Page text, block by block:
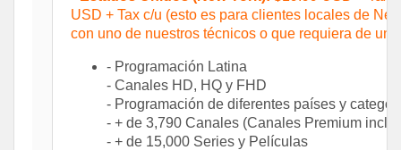
USD + Tax c/u (esto es para clientes locales de
con uno de nuestros técnicos o que requiera de
- Programación Latina
- Canales HD, HQ y FHD
- Programación de diferentes países y
- + de 3,790 Canales (Canales Premium
- + de 15,000 Series y Películas